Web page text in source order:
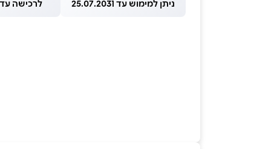
ניתן למימוש עד 25.07.2031 לרכישה עד